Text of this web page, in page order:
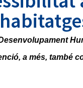
a més, també